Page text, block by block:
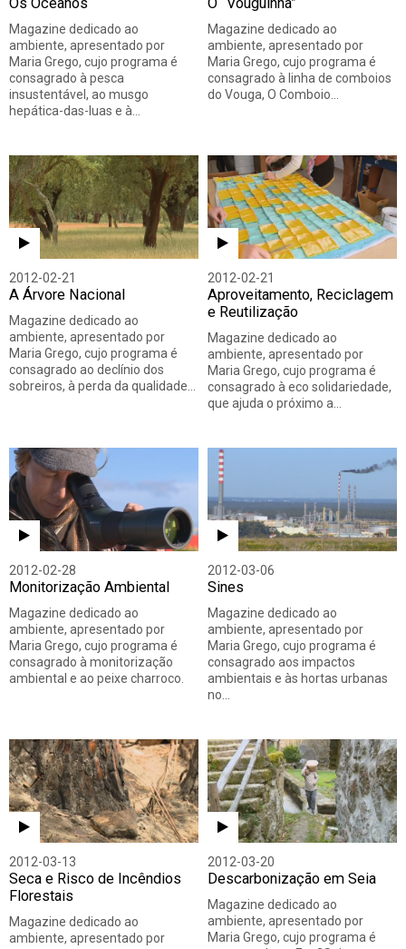
Os Oceanos
Magazine dedicado ao
ambiente, apresentado por
Maria Grego, cujo programa é
consagrado à pesca
insustentável, ao musgo
hepática-das-luas e à…
O “Vouguinha”
Magazine dedicado ao
ambiente, apresentado por
Maria Grego, cujo programa é
consagrado à linha de comboios
do Vouga, O Comboio…
2012-02-21
A Árvore Nacional
Magazine dedicado ao
ambiente, apresentado por
Maria Grego, cujo programa é
consagrado ao declínio dos
sobreiros, à perda da qualidade…
2012-02-21
Aproveitamento, Reciclagem
e Reutilização
Magazine dedicado ao
ambiente, apresentado por
Maria Grego, cujo programa é
consagrado à eco solidariedade,
que ajuda o próximo a…
2012-02-28
Monitorização Ambiental
Magazine dedicado ao
ambiente, apresentado por
Maria Grego, cujo programa é
consagrado à monitorização
ambiental e ao peixe charroco.
2012-03-06
Sines
Magazine dedicado ao
ambiente, apresentado por
Maria Grego, cujo programa é
consagrado aos impactos
ambientais e às hortas urbanas
no…
2012-03-13
Seca e Risco de Incêndios
Florestais
Magazine dedicado ao
ambiente, apresentado por
2012-03-20
Descarbonização em Seia
Magazine dedicado ao
ambiente, apresentado por
Maria Grego, cujo programa é